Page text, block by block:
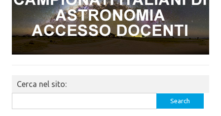
Cerca nel sito:
for: